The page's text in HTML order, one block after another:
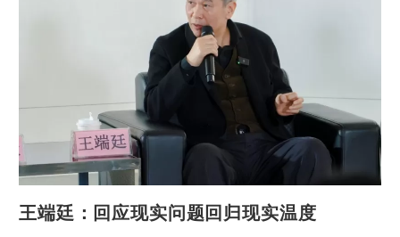
王端廷：回应现实问题回归现实温度